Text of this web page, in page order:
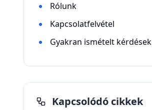
Rólunk
Kapcsolatfelvétel
Gyakran ismételt kérdések
Kapcsolódó cikkek